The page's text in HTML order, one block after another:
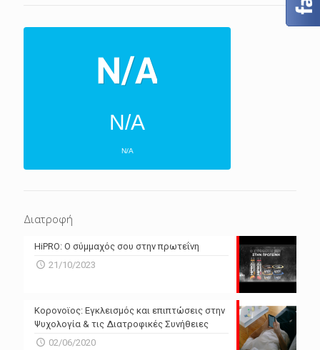
N/A
N/A
N/A
Powered by Forecast.io
Διατροφή
HiPRO: Ο σύμμαχός σου στην πρωτεΐνη
21/10/2023
Κορονοϊος: Εγκλεισμός και επιπτώσεις στην
Ψυχολογία & τις Διατροφικές Συνήθειες
02/06/2020